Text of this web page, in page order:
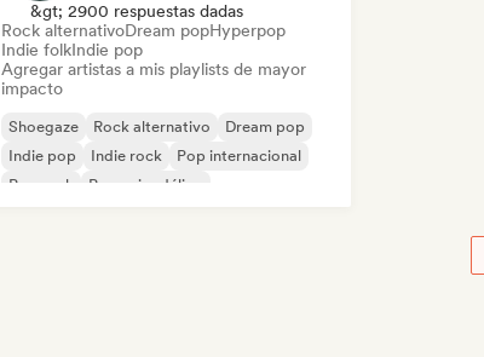
&gt; 2900 respuestas dadas
Rock alternativoDream popHyperpop
Indie folkIndie pop
Agregar artistas a mis playlists de mayor
impacto
Shoegaze Rock alternativo
Dream pop
Indie pop
Indie rock
Pop internacional
Pop rock
Pop psicodélico